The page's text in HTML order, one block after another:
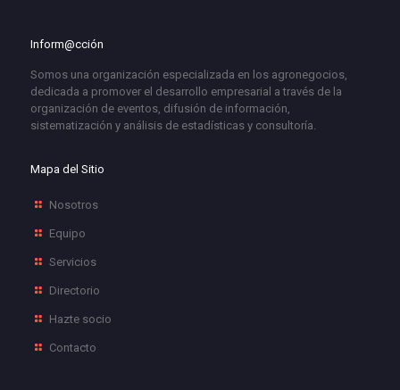
Inform@cción
Somos una organización especializada en los agronegocios,
dedicada a promover el desarrollo empresarial a través de la
organización de eventos, difusión de información,
sistematización y análisis de estadísticas y consultoría.
Mapa del Sitio
Nosotros
Equipo
Servicios
Directorio
Hazte socio
Contacto